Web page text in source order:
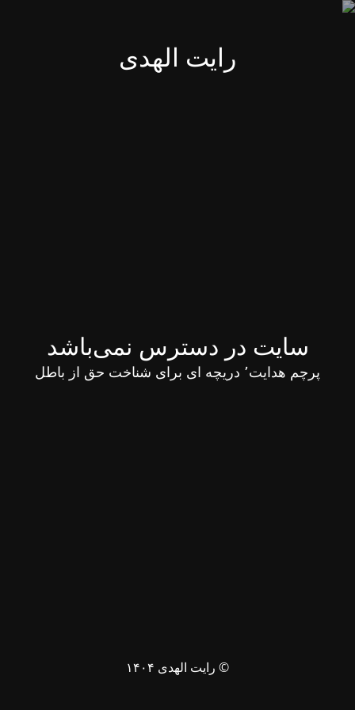
رایت الهدی
سایت در دسترس نمی‌باشد
پرچم هدایت٬ دریچه ای برای شناخت حق از باطل
© رایت الهدی ۱۴۰۴